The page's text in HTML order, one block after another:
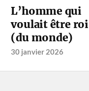
L’homme qui
voulait être roi
(du monde)
30 janvier 2026